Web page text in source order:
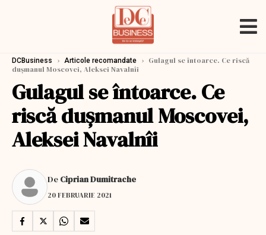
DCBusiness › Articole recomandate › Gulagul se întoarce. Ce riscă
dușmanul Moscovei, Aleksei Navalnîi
Gulagul se întoarce. Ce
riscă dușmanul Moscovei,
Aleksei Navalnîi
De Ciprian Dumitrache
20 FEBRUARIE 2021